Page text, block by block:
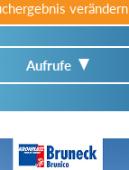
verändern
Aufrufe